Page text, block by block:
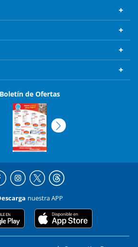
Boletín de Ofertas
nuestra APP